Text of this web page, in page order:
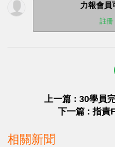
力報會員
註冊
上一篇 : 30學員
下一篇 : 指責
相關新聞